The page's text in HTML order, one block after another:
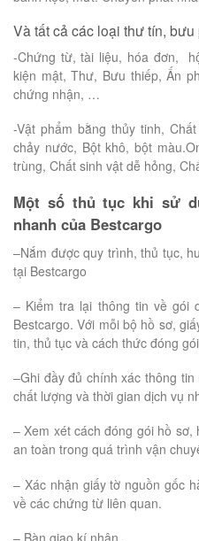
Và tất cả các loại thư tín, bưu
-Chứng từ, tài liệu, hóa đơn,
kiện mật, Thư, Bưu thiếp, Ấn
chứng nhận, …
-Vật phẩm bằng thủy tinh,
chảy nước, Bột khô, bột
trùng, Chất sinh vật dễ hỏng,
Một số thủ tục khi sử
nhanh của Bestcargo
–Nắm được quy trình, thủ tục,
tại Bestcargo
– Kiểm tra lại thông tin về gói
Bestcargo. Với mỗi bộ hồ sơ,
tin, thủ tục và cách thức đóng
–Ghi đầy đủ chính xác thông
chất lượng và thời gian dịch vụ
– Xem xét cách đóng gói hồ
an toàn trong quá trình vận
– Xác nhận giấy tờ nguồn gốc
về các chứng từ liên quan.
– Bàn giao kí nhận.